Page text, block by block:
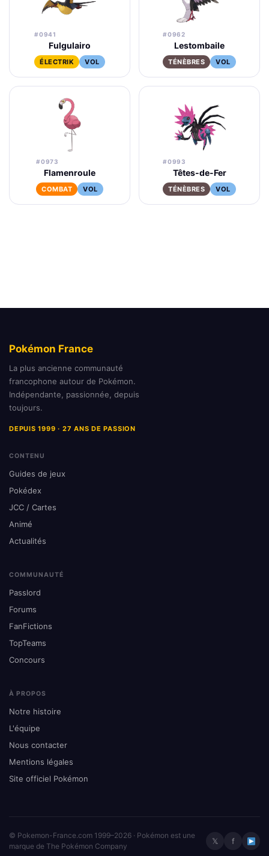
#0941
Fulgulairo
ÉLECTRIK VOL
#0962
Lestombaile
TÉNÈBRES VOL
#0973
Flamenroule
COMBAT VOL
#0993
Têtes-de-Fer
TÉNÈBRES VOL
Pokémon France
La plus ancienne communauté
francophone autour de Pokémon.
Indépendante, passionnée, depuis
toujours.
DEPUIS 1999 · 27 ANS DE PASSION
CONTENU
Guides de jeux
Pokédex
JCC / Cartes
Animé
Actualités
COMMUNAUTÉ
Passlord
Forums
FanFictions
TopTeams
Concours
À PROPOS
Notre histoire
L'équipe
Nous contacter
Mentions légales
Site officiel Pokémon
© Pokemon-France.com 1999–2026 · Pokémon est une
marque de The Pokémon Company
𝕏 f